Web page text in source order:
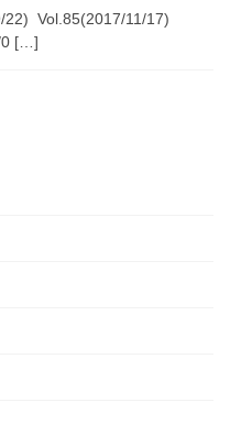
Vol.85(2017/11/17)
0 […]